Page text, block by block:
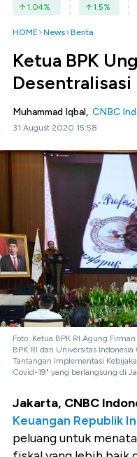
1.04% 1.5%
HOME News Berita
Ketua BPK
Desentralisasi
Muhammad Iqbal, CNBC
31 August 2020 15:58
Foto: Ketua BPK RI Agung
BPK RI dan Universitas
Tantangan Implementasi
Covid-19" yang berlangsung di
Jakarta, CNBC
Keuangan Republik
peluang untuk